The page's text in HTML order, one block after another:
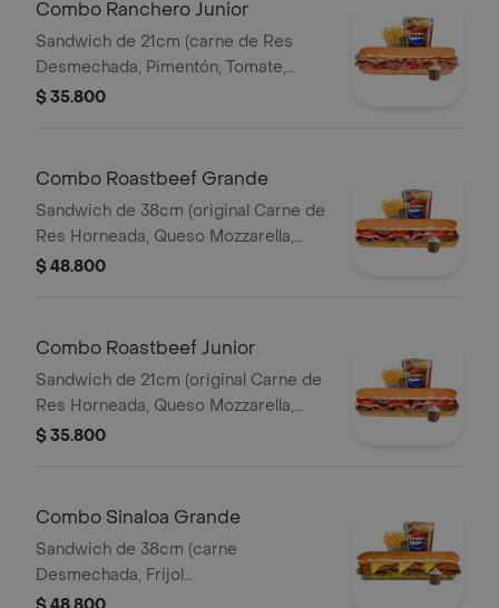
Combo Ranchero Junior
Sandwich de 21cm (carne de Res
Desmechada, Pimentón, Tomate,
Tocineta, Lechuga, Queso Mozzarella,
$ 35.800
Combo Roastbeef Grande
Sandwich de 38cm (original Carne de
Res Horneada, Queso Mozzarella,
Tomate, Lechuga, Salsa BBQ y Salsa
$ 48.800
Combo Roastbeef Junior
Sandwich de 21cm (original Carne de
Res Horneada, Queso Mozzarella,
Tomate, Lechuga, Salsa BBQ y Salsa
$ 35.800
Combo Sinaloa Grande
Sandwich de 38cm (carne
Desmechada, Frijol
Refrito,guacamole,jalapeños,pico de